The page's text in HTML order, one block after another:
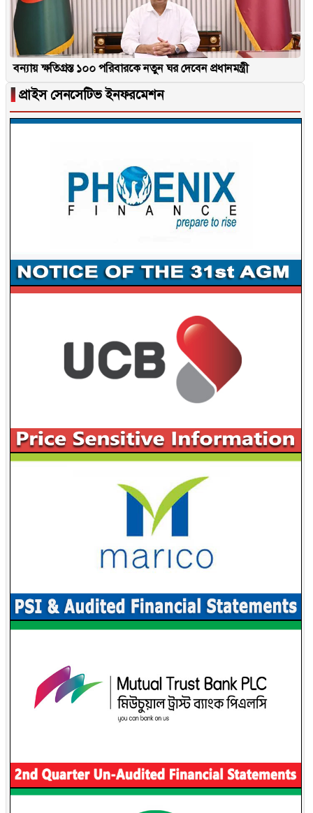
বন্যায় ক্ষতিগ্রস্ত ১০০ পরিবারকে নতুন ঘর দেবেন প্রধানমন্ত্রী
▐ প্রাইস সেনসেটিভ ইনফরমেশন